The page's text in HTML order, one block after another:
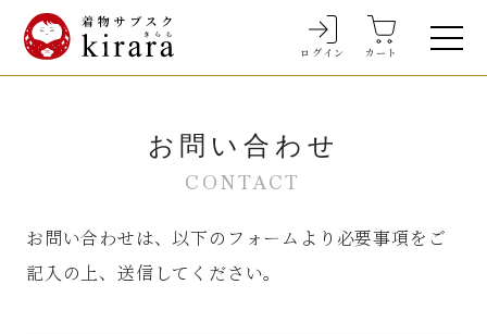
ログイン カート
お問い合わせ
CONTACT
お問い合わせは、以下のフォームより必要事項をご
記入の上、送信してください。